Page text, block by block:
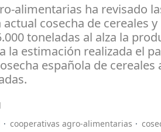
alimentarias ha revisado
cosecha de cereales y
toneladas al alza la
la estimación realizada el
española de cereales
cooperativas agro-alimentarias